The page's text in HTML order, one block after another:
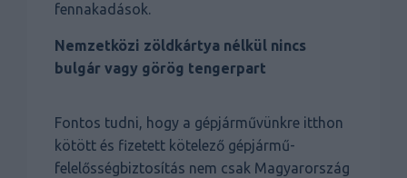
fennakadások.
Nemzetközi zöldkártya nélkül nincs
bulgár vagy görög tengerpart
Fontos tudni, hogy a gépjárművünkre itthon
kötött és fizetett kötelező gépjármű-
felelősségbiztosítás nem csak Magyarország